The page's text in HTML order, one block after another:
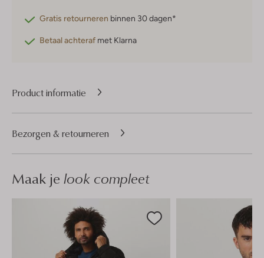
Gratis retourneren binnen 30 dagen*
Betaal achteraf met Klarna
Product informatie
Bezorgen & retourneren
Maak je look compleet